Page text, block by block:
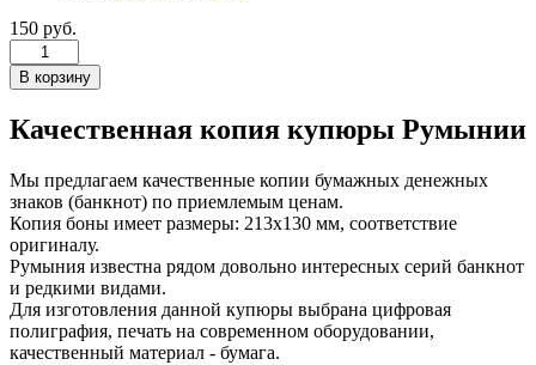
150 руб.
Качественная копия купюры Румынии
Мы предлагаем качественные копии бумажных денежных
знаков (банкнот) по приемлемым ценам.
Копия боны имеет размеры: 213х130 мм, соответствие
оригиналу.
Румыния известна рядом довольно интересных серий банкнот
и редкими видами.
Для изготовления данной купюры выбрана цифровая
полиграфия, печать на современном оборудовании,
качественный материал - бумага.